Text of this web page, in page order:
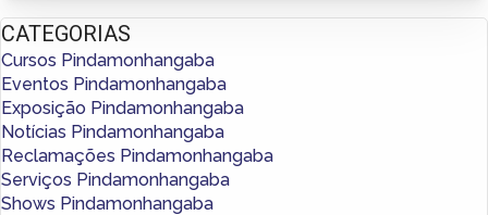
CATEGORIAS
Cursos Pindamonhangaba
Eventos Pindamonhangaba
Exposição Pindamonhangaba
Notícias Pindamonhangaba
Reclamações Pindamonhangaba
Serviços Pindamonhangaba
Shows Pindamonhangaba